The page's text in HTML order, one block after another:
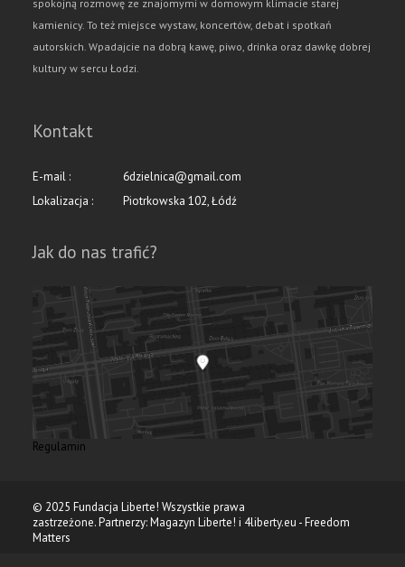
spokojną rozmowę ze znajomymi w domowym klimacie starej
kamienicy. To też miejsce wystaw, koncertów, debat i spotkań
autorskich. Wpadajcie na dobrą kawę, piwo, drinka oraz dawkę dobrej
kultury w sercu Łodzi.
Kontakt
E-mail :
6dzielnica@gmail.com
Lokalizacja :
Piotrkowska 102, Łódź
Jak do nas trafić?
Regulamin
© 2025 Fundacja Liberte! Wszystkie prawa
zastrzeżone. Partnerzy:Magazyn Liberte! i 4liberty.eu - Freedom
Matters